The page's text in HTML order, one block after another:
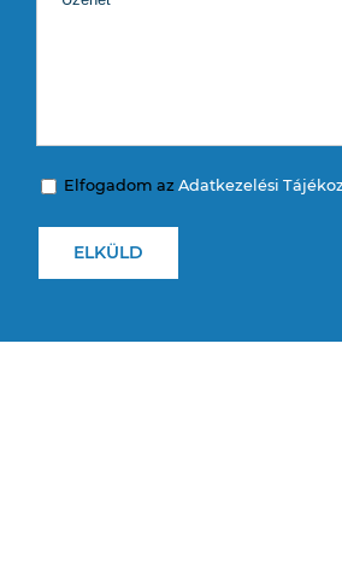
Elfogadom az Adatkezelési